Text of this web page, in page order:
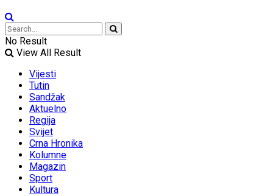
No Result
View All Result
Vijesti
Tutin
Sandžak
Aktuelno
Regija
Svijet
Crna Hronika
Kolumne
Magazin
Sport
Kultura